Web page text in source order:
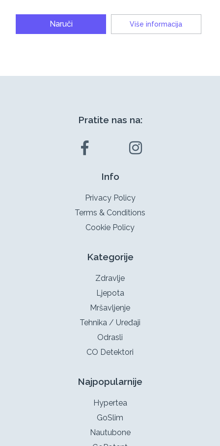
Naruči Više informacija
Pratite nas na:
Info
Privacy Policy
Terms & Conditions
Cookie Policy
Kategorije
Zdravlje
Ljepota
Mršavljenje
Tehnika / Uređaji
Odrasli
CO Detektori
Najpopularnije
Hypertea
GoSlim
Nautubone